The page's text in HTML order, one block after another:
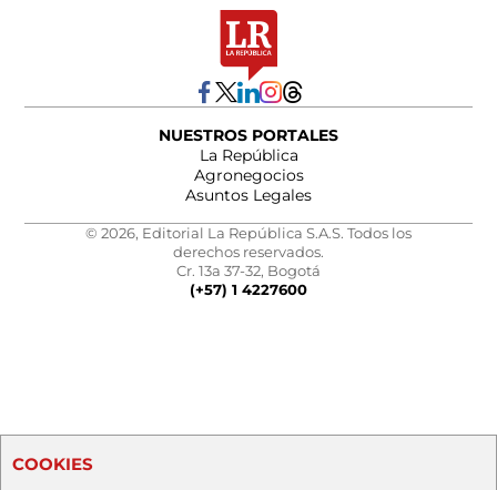
NUESTROS PORTALES
La República
Agronegocios
Asuntos Legales
© 2026, Editorial La República S.A.S. Todos los
derechos reservados.
Cr. 13a 37-32, Bogotá
(+57) 1 4227600
COOKIES